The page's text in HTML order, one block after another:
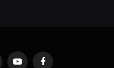
فيسبوك يوتيوب